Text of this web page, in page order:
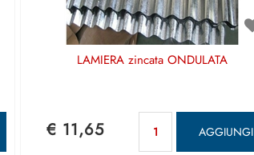
LAMIERA zincata ONDULATA
€ 11,65 AGGIUNGI